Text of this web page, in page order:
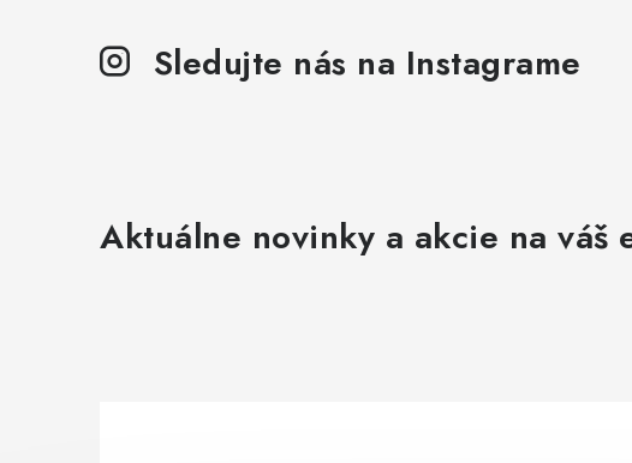
Sledujte nás na Instagrame
Aktuálne novinky a akcie na váš